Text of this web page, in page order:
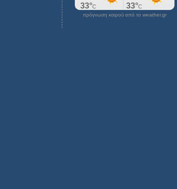
πρόγνωση καιρού από το weather.gr